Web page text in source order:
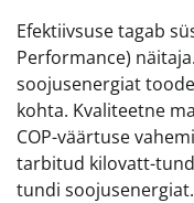
Efektiivsuse tagab
Performance)
soojusenergiat
kohta. Kvaliteetne
COP-väärtuse
tarbitud kilovatt-
tundi soojusenergiat.